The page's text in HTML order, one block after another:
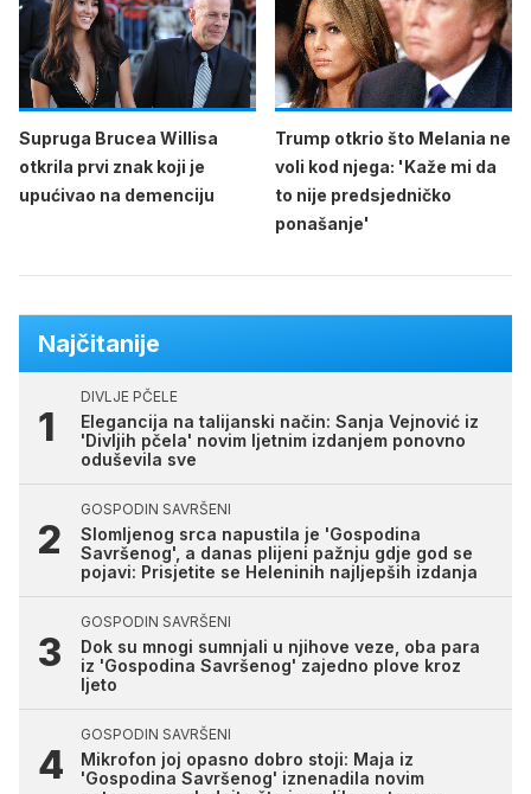
Supruga Brucea Willisa
otkrila prvi znak koji je
upućivao na demenciju
Trump otkrio što Melania ne
voli kod njega: 'Kaže mi da
to nije predsjedničko
ponašanje'
Najčitanije
DIVLJE PČELE
Elegancija na talijanski način: Sanja Vejnović iz
'Divljih pčela' novim ljetnim izdanjem ponovno
oduševila sve
GOSPODIN SAVRŠENI
Slomljenog srca napustila je 'Gospodina
Savršenog', a danas plijeni pažnju gdje god se
pojavi: Prisjetite se Heleninih najljepših izdanja
GOSPODIN SAVRŠENI
Dok su mnogi sumnjali u njihove veze, oba para
iz 'Gospodina Savršenog' zajedno plove kroz
ljeto
GOSPODIN SAVRŠENI
Mikrofon joj opasno dobro stoji: Maja iz
'Gospodina Savršenog' iznenadila novim